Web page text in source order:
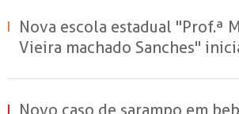
Nova escola estadual "Prof.ª
Vieira machado Sanches"
Novo caso de sarampo em